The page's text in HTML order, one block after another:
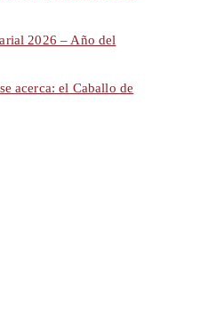
2026 – Año del
acerca: el Caballo de